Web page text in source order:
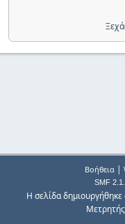
Βοήθεια|
SMF
Η σελίδα